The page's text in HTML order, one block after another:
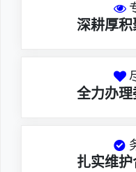
深耕厚
全力办
扎实维